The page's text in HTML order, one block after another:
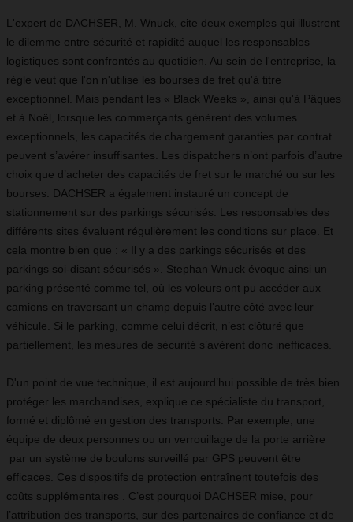
L'expert de DACHSER, M. Wnuck, cite deux exemples qui illustrent
le dilemme entre sécurité et rapidité auquel les responsables
logistiques sont confrontés au quotidien. Au sein de l'entreprise, la
règle veut que l'on n'utilise les bourses de fret qu'à titre
exceptionnel. Mais pendant les « Black Weeks », ainsi qu'à Pâques
et à Noël, lorsque les commerçants génèrent des volumes
exceptionnels, les capacités de chargement garanties par contrat
peuvent s’avérer insuffisantes. Les dispatchers n’ont parfois d’autre
choix que d’acheter des capacités de fret sur le marché ou sur les
bourses. DACHSER a également instauré un concept de
stationnement sur des parkings sécurisés. Les responsables des
différents sites évaluent régulièrement les conditions sur place. Et
cela montre bien que : « Il y a des parkings sécurisés et des
parkings soi-disant sécurisés ». Stephan Wnuck évoque ainsi un
parking présenté comme tel, où les voleurs ont pu accéder aux
camions en traversant un champ depuis l’autre côté avec leur
véhicule. Si le parking, comme celui décrit, n’est clôturé que
partiellement, les mesures de sécurité s’avèrent donc inefficaces.
D'un point de vue technique, il est aujourd’hui possible de très bien
protéger les marchandises, explique ce spécialiste du transport,
formé et diplômé en gestion des transports. Par exemple, une
équipe de deux personnes ou un verrouillage de la porte arrière
par un système de boulons surveillé par GPS peuvent être
efficaces. Ces dispositifs de protection entraînent toutefois des
coûts supplémentaires . C’est pourquoi DACHSER mise, pour
l’attribution des transports, sur des partenaires de confiance et de